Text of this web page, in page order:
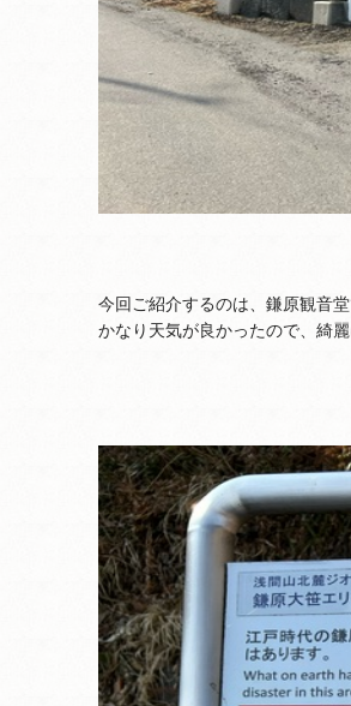
今回ご紹介するのは、鎌原観音堂
かなり天気が良かったので、綺